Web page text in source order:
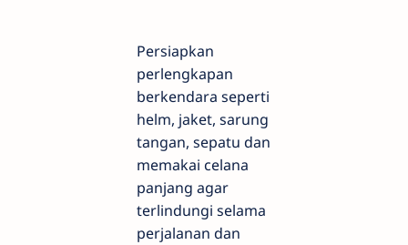
Persiapkan
perlengkapan
berkendara seperti
helm, jaket, sarung
tangan, sepatu dan
memakai celana
panjang agar
terlindungi selama
perjalanan dan